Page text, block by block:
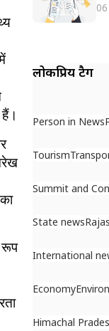
रूप
लोकप्रिय टैग
Person in News
Tourism
Summit and
State news
International
Economy
Himachal